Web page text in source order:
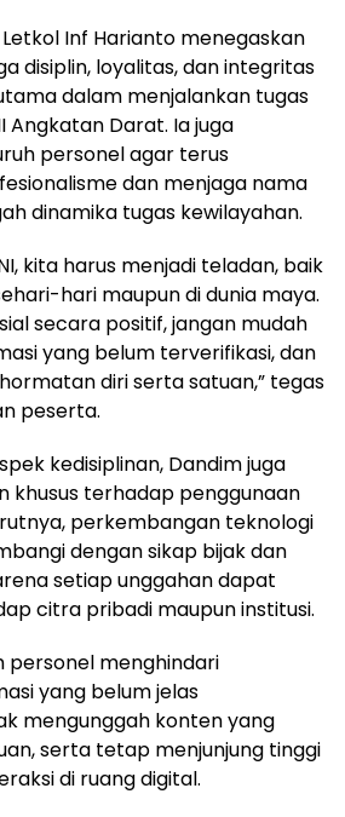
Inf Harianto menegaskan
disiplin, loyalitas, dan integritas
dalam menjalankan tugas
Angkatan Darat. Ia juga
personel agar terus
dan menjaga nama
dinamika tugas kewilayahan.
kita harus menjadi teladan, baik
hari maupun di dunia maya.
secara positif, jangan mudah
yang belum terverifikasi, dan
diri serta satuan,” tegas
peserta.
kedisiplinan, Dandim juga
khusus terhadap penggunaan
perkembangan teknologi
dengan sikap bijak dan
setiap unggahan dapat
citra pribadi maupun institusi.
personel menghindari
yang belum jelas
mengunggah konten yang
serta tetap menjunjung tinggi
di ruang digital.